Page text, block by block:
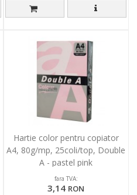
Hartie color pentru copiator
A4, 80g/mp, 25coli/top, Double
A - pastel pink
fara TVA:
3,14 RON